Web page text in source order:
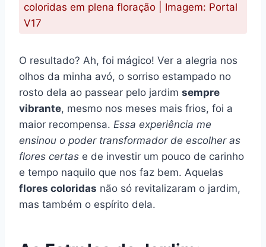
coloridas em plena floração | Imagem: Portal
V17
O resultado? Ah, foi mágico! Ver a alegria nos
olhos da minha avó, o sorriso estampado no
rosto dela ao passear pelo jardim sempre
vibrante, mesmo nos meses mais frios, foi a
maior recompensa. Essa experiência me
ensinou o poder transformador de escolher as
flores certas e de investir um pouco de carinho
e tempo naquilo que nos faz bem. Aquelas
flores coloridas não só revitalizaram o jardim,
mas também o espírito dela.